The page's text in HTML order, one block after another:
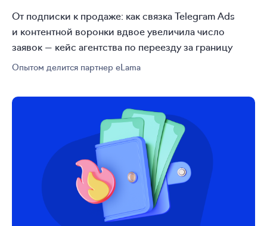
От подписки к продаже: как связка Telegram Ads
и контентной воронки вдвое увеличила число
заявок — кейс агентства по переезду за границу
Опытом делится партнер eLama